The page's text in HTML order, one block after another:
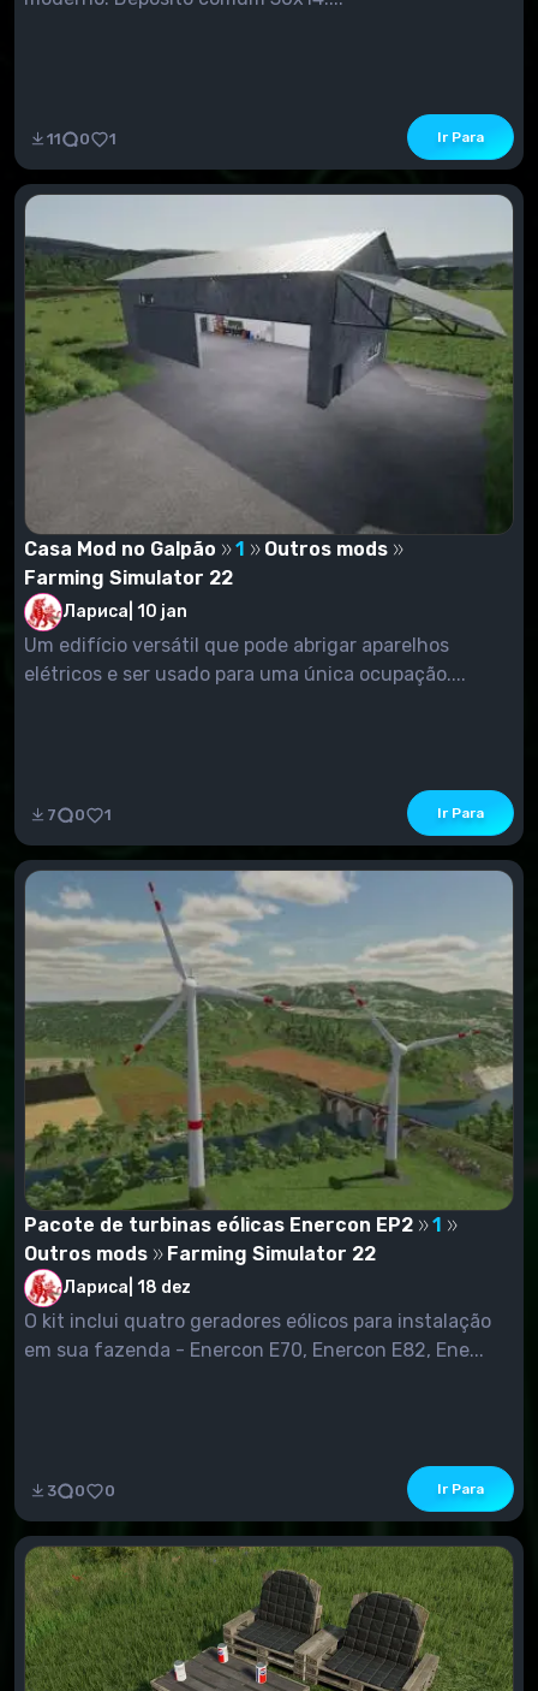
11 0 1 Ir Para
Casa Mod no Galpão 1
Outros mods
Farming Simulator 22
Лариса 10 jan
Um edifício versátil que pode abrigar aparelhos
elétricos e ser usado para uma única ocupação....
7 0 1 Ir Para
Pacote de turbinas eólicas Enercon EP2
1
Outros mods
Farming Simulator 22
Лариса 18 dez
O kit inclui quatro geradores eólicos para instalação
em sua fazenda - Enercon E70, Enercon E82, Ene...
3 0 0 Ir Para